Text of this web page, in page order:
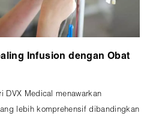
Infusion dengan Obat
DVX Medical menawarkan
lebih komprehensif dibandingkan